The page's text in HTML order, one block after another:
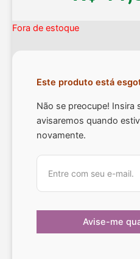
Fora de estoque
Este produto está
Não se preocupe! Insira
avisaremos quando
novamente.